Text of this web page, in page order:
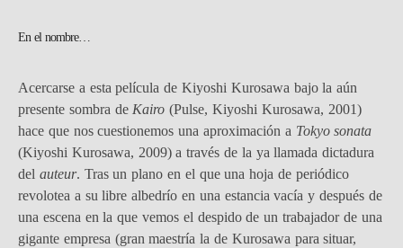
En el nombre…
Acercarse a esta película de Kiyoshi Kurosawa bajo la aún
presente sombra de Kairo (Pulse, Kiyoshi Kurosawa, 2001)
hace que nos cuestionemos una aproximación a Tokyo sonata
(Kiyoshi Kurosawa, 2009) a través de la ya llamada dictadura
del auteur. Tras un plano en el que una hoja de periódico
revolotea a su libre albedrío en una estancia vacía y después de
una escena en la que vemos el despido de un trabajador de una
gigante empresa (gran maestría la de Kurosawa para situar,